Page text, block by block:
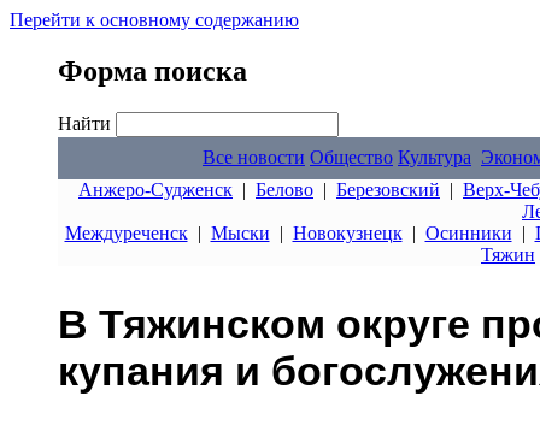
Перейти к основному содержанию
Форма поиска
Найти
Все новости Общество Культура
Анжеро-Судженск | Белово | Березовский | Верх-
Междуреченск| Мыски | Новокузнецк| Осинники |
Тяжин
В Тяжинском округе
купания и